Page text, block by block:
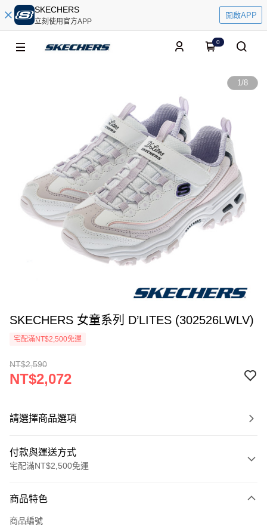
SKECHERS
立刻使用官方APP
開啟APP
0
1/8
SKECHERS 女童系列 D’LITES (302526LWLV)
宅配滿NT$2,500免運
NT$2,590
NT$2,072
請選擇商品選項
付款與運送方式
宅配滿NT$2,500免運
信用卡一次付款
商品特色
商品編號